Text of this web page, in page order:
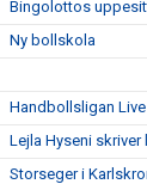
Bingolottos
Ny bollskola
Handbollsligan Live
Lejla Hyseni
Storseger i